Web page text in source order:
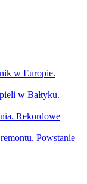
w Europie.
w Bałtyku.
Rekordowe
Powstanie